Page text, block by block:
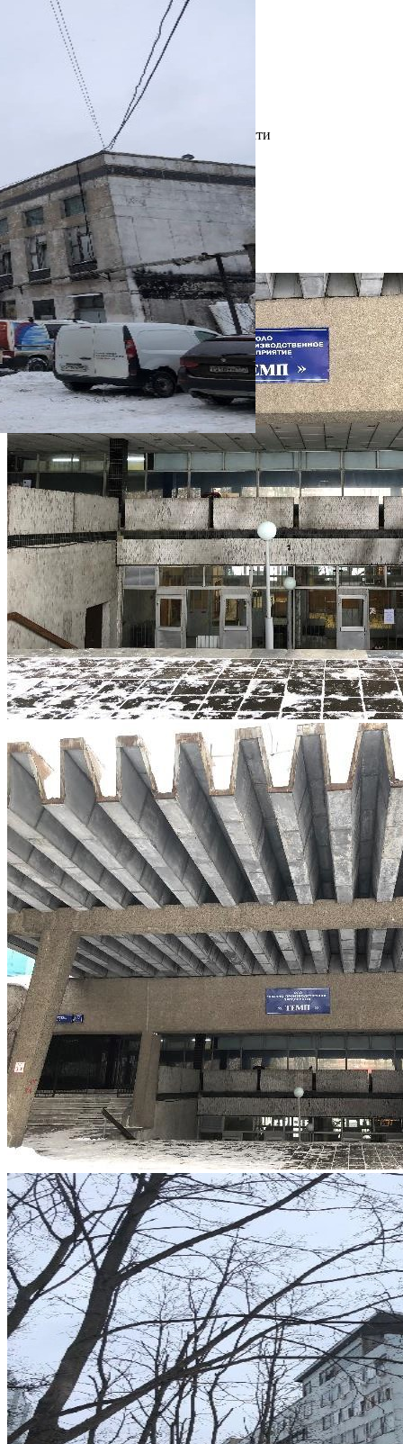
Каширское шоссе, д.17к5 стр 3
Расположено
Предлагается
Желаемый / подходящий вид деятельности
Назначение
Не указано
Размер площади (м2)
22120
Цена за помещение
912 000 000 руб.
О помещении